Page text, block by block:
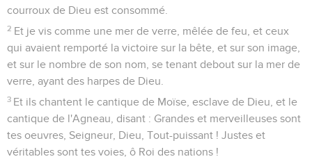
courroux de Dieu est consommé.
2 Et je vis comme une mer de verre, mêlée de feu, et ceux
qui avaient remporté la victoire sur la bête, et sur son image,
et sur le nombre de son nom, se tenant debout sur la mer de
verre, ayant des harpes de Dieu.
3 Et ils chantent le cantique de Moïse, esclave de Dieu, et le
cantique de l'Agneau, disant : Grandes et merveilleuses sont
tes oeuvres, Seigneur, Dieu, Tout-puissant ! Justes et
véritables sont tes voies, ô Roi des nations !